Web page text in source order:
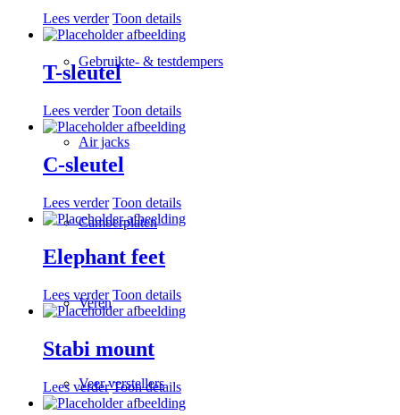
Gebruikte- & testdempers
Air jacks
Camberplaten
Veren
Veer verstellers
Lees verder Toon details
T-sleutel
Lees verder Toon details
C-sleutel
Lees verder Toon details
Elephant feet
Lees verder Toon details
Stabi mount
Lees verder Toon details